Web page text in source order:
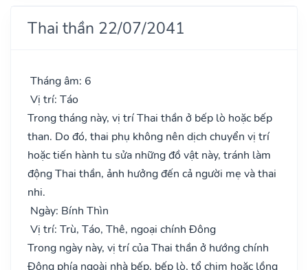
Thai thần 22/07/2041
Tháng âm: 6
Vị trí: Táo
Trong tháng này, vị trí Thai thần ở bếp lò hoặc bếp
than. Do đó, thai phụ không nên dịch chuyển vị trí
hoặc tiến hành tu sửa những đồ vật này, tránh làm
động Thai thần, ảnh hưởng đến cả người mẹ và thai
nhi.
Ngày: Bính Thìn
Vị trí: Trù, Táo, Thê, ngoại chính Đông
Trong ngày này, vị trí của Thai thần ở hướng chính
Đông phía ngoài nhà bếp, bếp lò, tổ chim hoặc lồng